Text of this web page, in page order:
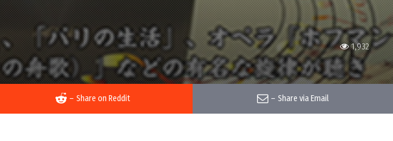
1,932
– Share on Reddit – Share via Email